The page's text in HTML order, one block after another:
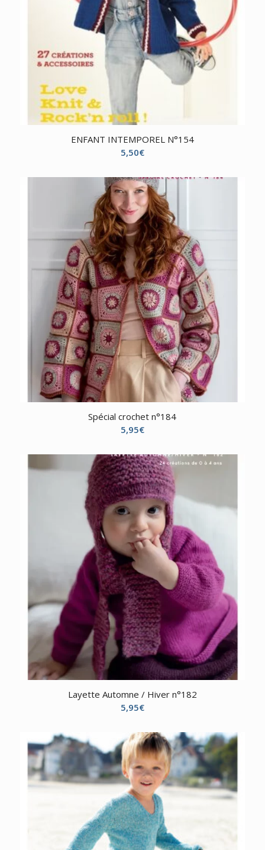
ENFANT INTEMPOREL N°154
5,50€
Spécial crochet n°184
5,95€
Layette Automne / Hiver n°182
5,95€